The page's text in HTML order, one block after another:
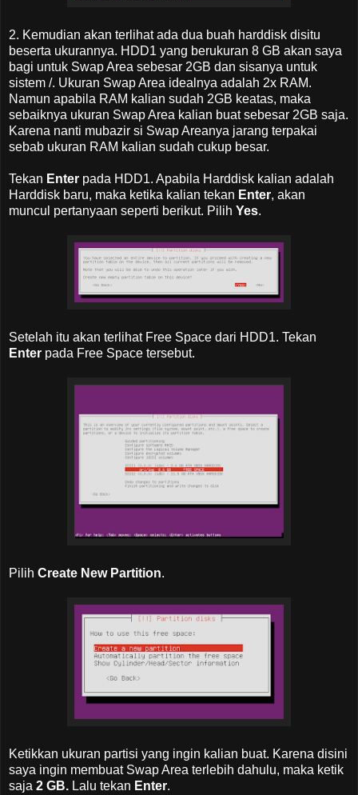
2. Kemudian akan terlihat ada dua buah harddisk disitu
beserta ukurannya. HDD1 yang berukuran 8 GB akan saya
bagi untuk Swap Area sebesar 2GB dan sisanya untuk
sistem /. Ukuran Swap Area idealnya adalah 2x RAM.
Namun apabila RAM kalian sudah 2GB keatas, maka
sebaiknya ukuran Swap Area kalian buat sebesar 2GB saja.
Karena nanti mubazir si Swap Areanya jarang terpakai
sebab ukuran RAM kalian sudah cukup besar.
Tekan Enter pada HDD1. Apabila Harddisk kalian adalah
Harddisk baru, maka ketika kalian tekan Enter, akan
muncul pertanyaan seperti berikut. Pilih Yes.
Setelah itu akan terlihat Free Space dari HDD1. Tekan
Enter pada Free Space tersebut.
Pilih Create New Partition.
Ketikkan ukuran partisi yang ingin kalian buat. Karena disini
saya ingin membuat Swap Area terlebih dahulu, maka ketik
saja 2 GB. Lalu tekan Enter.